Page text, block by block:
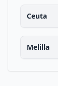
Ceuta
Melilla